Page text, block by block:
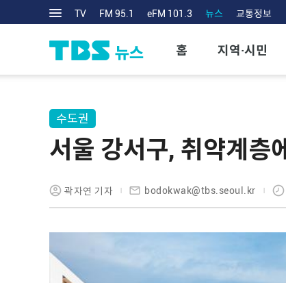
TV FM 95.1 eFM 101.3 뉴스 교통정보
홈 지역·시민
수도권
서울 강서구, 취약계층
곽자연 기자 bodokwak@tbs.seoul.kr